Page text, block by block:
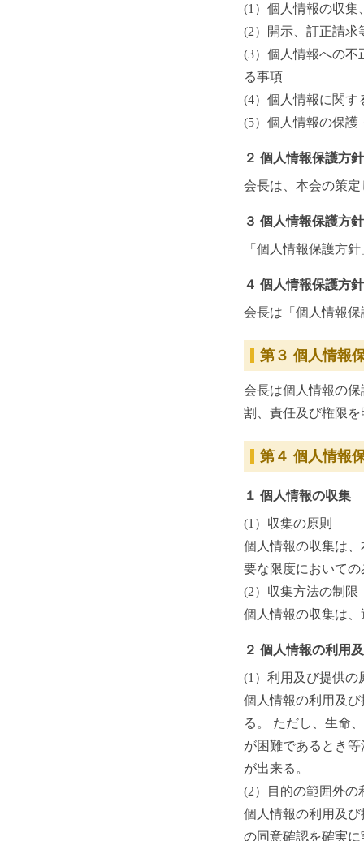
(1）個人情報の収集
(2）開示、訂正請求
(3）個人情報への不
る事項
(4）個人情報に関す
(5）個人情報の保護
２ 個人情報保護方
会長は、本会の策
３ 個人情報保護方
「個人情報保護方
４ 個人情報保護方
会長は「個人情報
第３ 個人情報
会長は個人情報の
割、責任及び権限
第４ 個人情報
１ 個人情報の収集
(1）収集の原則
個人情報の収集は
要な限度において
(2）収集方法の制限
個人情報の収集は
２ 個人情報の利用
(1）利用及び提供の
個人情報の利用及
る。 ただし、生命
が困難であるとき
が出来る。
(2）目的の範囲外の
個人情報の利用及
の同意確認を確実